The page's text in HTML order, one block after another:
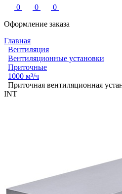
0
0
0
Оформление заказа
Главная
Вентиляция
Вентиляционные установки
Приточные
1000 м³/ч
Приточная вентиляционная
INT